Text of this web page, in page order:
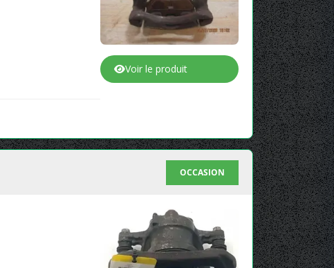
Voir le produit
OCCASION